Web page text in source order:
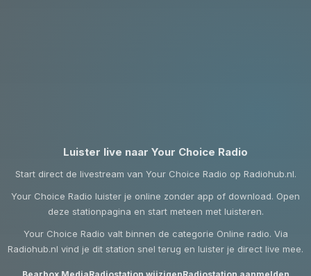
Luister live naar Your Choice Radio
Start direct de livestream van Your Choice Radio op Radiohub.nl.
Your Choice Radio luister je online zonder app of download. Open
deze stationpagina en start meteen met luisteren.
Your Choice Radio valt binnen de categorie Online radio. Via
Radiohub.nl vind je dit station snel terug en luister je direct live mee.